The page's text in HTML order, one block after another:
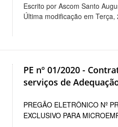
Escrito por Ascom Santo
Última modificação em
PE nº 01/2020 -
serviços de
PREGÃO ELETRÔNICO Nº
EXCLUSIVO PARA